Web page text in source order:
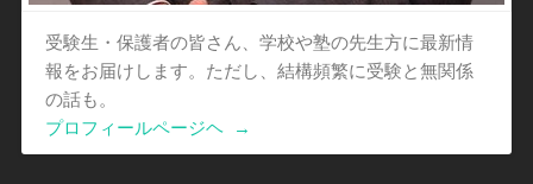
受験生・保護者の皆さん、学校や塾の先生方に最新情
報をお届けします。ただし、結構頻繁に受験と無関係
の話も。
プロフィールページヘ
→